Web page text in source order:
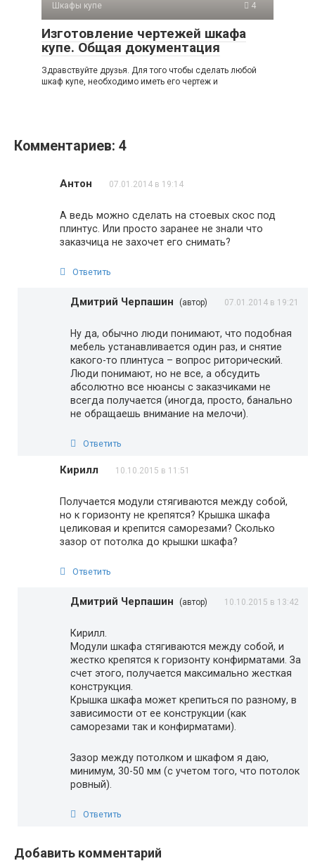
Шкафы купе 4
Изготовление чертежей шкафа
купе. Общая документация
Здравствуйте друзья. Для того чтобы сделать любой
шкаф купе, необходимо иметь его чертеж и
Комментариев: 4
Антон 07.01.2014 в 19:14
А ведь можно сделать на стоевых скос под
плинтус. Или просто заранее не знали что
заказчица не захочет его снимать?
Ответить
Дмитрий Черпашин (автор) 07.01.2014 в 19:21
Ну да, обычно люди понимают, что подобная
мебель устанавливается один раз, и снятие
какого-то плинтуса – вопрос риторический.
Люди понимают, но не все, а обсудить
абсолютно все нюансы с заказчиками не
всегда получается (иногда, просто, банально
не обращаешь внимание на мелочи).
Ответить
Кирилл 10.10.2015 в 11:51
Получается модули стягиваются между собой,
но к горизонту не крепятся? Крышка шкафа
целиковая и крепится саморезами? Сколько
зазор от потолка до крышки шкафа?
Ответить
Дмитрий Черпашин (автор) 10.10.2015 в 13:42
Кирилл.
Модули шкафа стягиваются между собой, и
жестко крепятся к горизонту конфирматами. За
счет этого, получается максимально жесткая
конструкция.
Крышка шкафа может крепиться по разному, в
зависимости от ее конструкции (как
саморезами так и конфирматами).
Зазор между потолком и шкафом я даю,
минимум, 30-50 мм (с учетом того, что потолок
ровный).
Ответить
Добавить комментарий